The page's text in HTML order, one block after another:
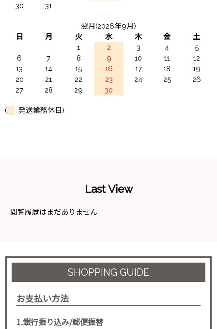
30
31
翌月(2026年9月)
日
月 火 水 木 金
土
1
2 3 4
5
6
7 8 9 10 11
12
13
14 15 16 17 18
19
20
21 22 23 24 25
26
27
28 29 30
( 発送業務休日)
Last View
閲覧履歴はまだありません
SHOPPING GUIDE
お支払い方法
1.銀行振り込み/郵便振替